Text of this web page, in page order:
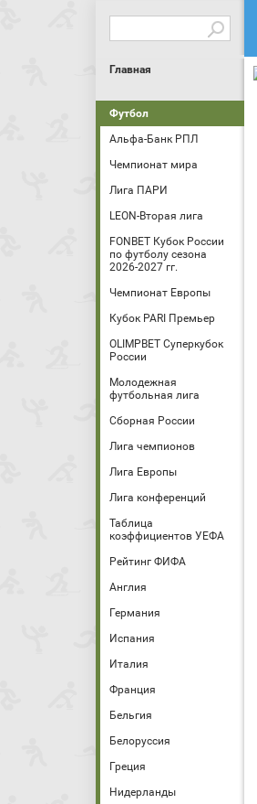
Главная
Футбол
Альфа-Банк РПЛ
Чемпионат мира
Лига ПАРИ
LEON-Вторая лига
FONBET Кубок России
по футболу сезона
2026-2027 гг.
Чемпионат Европы
Кубок PARI Премьер
OLIMPBET Суперкубок
России
Молодежная
футбольная лига
Сборная России
Лига чемпионов
Лига Европы
Лига конференций
Таблица
коэффициентов УЕФА
Рейтинг ФИФА
Англия
Германия
Испания
Италия
Франция
Бельгия
Белоруссия
Греция
Нидерланды